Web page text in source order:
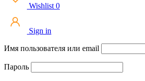
Wishlist 0
Sign in
Имя пользователя или email
Пароль